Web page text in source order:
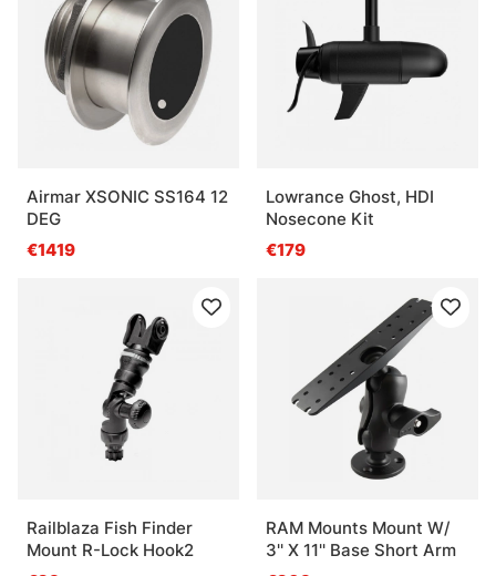
Airmar XSONIC SS164 12
DEG
€1419
Lowrance Ghost, HDI
Nosecone Kit
€179
Railblaza Fish Finder
Mount R-Lock Hook2
RAM Mounts Mount W/
3'' X 11'' Base Short Arm